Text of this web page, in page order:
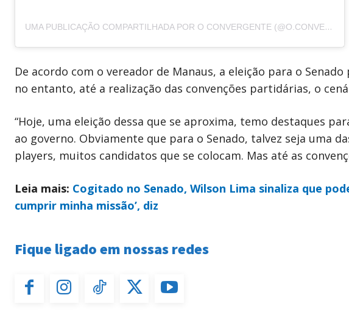
UMA PUBLICAÇÃO COMPARTILHADA POR O CONVERGENTE (@O.CONVERGENTE)
De acordo com o vereador de Manaus, a eleição para o
no entanto, até a realização das convenções partidárias, o
“Hoje, uma eleição dessa que se aproxima, temo destaques
ao governo. Obviamente que para o Senado, talvez seja uma
players, muitos candidatos que se colocam. Mas até as
Leia mais: Cogitado no Senado, Wilson Lima sinaliza que
cumprir minha missão’, diz
Fique ligado em nossas redes